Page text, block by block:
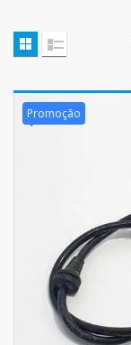
Promoção